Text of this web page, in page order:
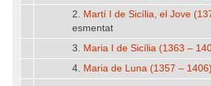
2. Martí I de Sicília, el Jove
esmentat
3. Maria I de Sicília (1363 –
4. Maria de Luna (1357 – 1406)